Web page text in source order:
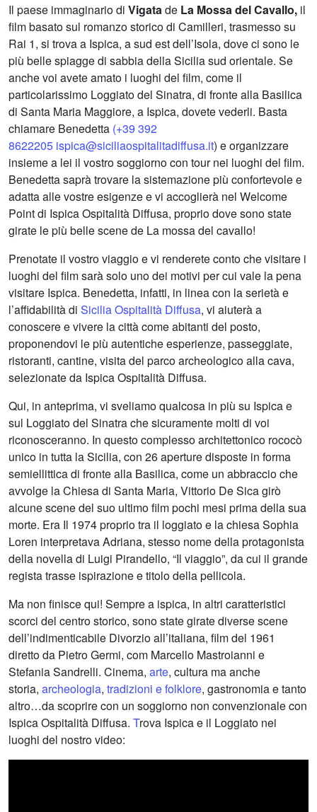
Il paese immaginario di Vigatade La Mossa del Cavallo, il
film basato sul romanzo storico di Camilleri, trasmesso su
Rai 1, si trova a Ispica, a sud est dell’Isola, dove ci sono le
più belle spiagge di sabbia della Sicilia sud orientale. Se
anche voi avete amato i luoghi del film, come il
particolarissimo Loggiato del Sinatra, di fronte alla Basilica
di Santa Maria Maggiore, a Ispica, dovete vederli. Basta
chiamare Benedetta (+39 392
8622205 ispica@siciliaospitalitadiffusa.it) e organizzare
insieme a lei il vostro soggiorno con tour nei luoghi del film.
Benedetta saprà trovare la sistemazione più confortevole e
adatta alle vostre esigenze e vi accoglierà nel Welcome
Point di Ispica Ospitalità Diffusa, proprio dove sono state
girate le più belle scene de La mossa del cavallo!
Prenotate il vostro viaggio e vi renderete conto che visitare i
luoghi del film sarà solo uno dei motivi per cui vale la pena
visitare Ispica. Benedetta, infatti, in linea con la serietà e
l’affidabilità di Sicilia Ospitalità Diffusa, vi aiuterà a
conoscere e vivere la città come abitanti del posto,
proponendovi le più autentiche esperienze, passeggiate,
ristoranti, cantine, visita del parco archeologico alla cava,
selezionate da Ispica Ospitalità Diffusa.
Qui, in anteprima, vi sveliamo qualcosa in più su Ispica e
sul Loggiato del Sinatra che sicuramente molti di voi
riconosceranno. In questo complesso architettonico rococò
unico in tutta la Sicilia, con 26 aperture disposte in forma
semiellittica di fronte alla Basilica, come un abbraccio che
avvolge la Chiesa di Santa Maria, Vittorio De Sica girò
alcune scene del suo ultimo film pochi mesi prima della sua
morte. Era Il 1974 proprio tra il loggiato e la chiesa Sophia
Loren interpretava Adriana, stesso nome della protagonista
della novella di Luigi Pirandello, “Il viaggio”, da cui il grande
regista trasse ispirazione e titolo della pellicola.
Ma non finisce qui! Sempre a ispica, in altri caratteristici
scorci del centro storico, sono state girate diverse scene
dell’indimenticabile Divorzio all’italiana, film del 1961
diretto da Pietro Germi, com Marcello Mastroianni e
Stefania Sandrelli. Cinema, arte, cultura ma anche
storia, archeologia, tradizioni e folklore, gastronomia e tanto
altro…da scoprire con un soggiorno non convenzionale con
Ispica Ospitalità Diffusa. Trova Ispica e il Loggiato nei
luoghi del nostro video: